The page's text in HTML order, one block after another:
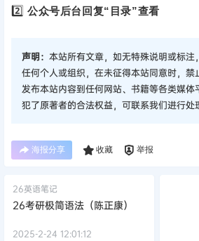
2️⃣公众号后台回复“目录”查看
声明： 本站所有文章，如无特殊说明或标注
任何个人或组织，在未征得本站同意时，禁
发布本站内容到任何网站、书籍等各类媒体
犯了原著者的合法权益，可联系我们进行处
海报分享 收藏 举报
26英语笔记
26考研极简语法（陈正康）
2025-2-24 12:01:12